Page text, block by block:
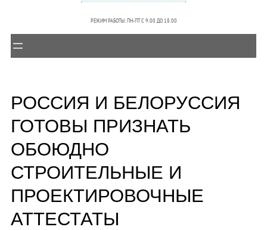
РЕЖИМ РАБОТЫ: ПН-ПТ C 9.00 ДО 18.00
РОССИЯ И БЕЛОРУССИЯ
ГОТОВЫ ПРИЗНАТЬ
ОБОЮДНО
СТРОИТЕЛЬНЫЕ И
ПРОЕКТИРОВОЧНЫЕ
АТТЕСТАТЫ